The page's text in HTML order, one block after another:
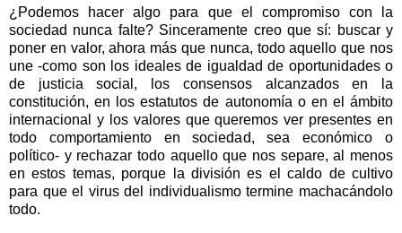
¿Podemos hacer algo para que el compromiso con la
sociedad nunca falte? Sinceramente creo que sí: buscar y
poner en valor, ahora más que nunca, todo aquello que nos
une -como son los ideales de igualdad de oportunidades o
de justicia social, los consensos alcanzados en la
constitución, en los estatutos de autonomía o en el ámbito
internacional y los valores que queremos ver presentes en
todo comportamiento en sociedad, sea económico o
político- y rechazar todo aquello que nos separe, al menos
en estos temas, porque la división es el caldo de cultivo
para que el virus del individualismo termine machacándolo
todo.